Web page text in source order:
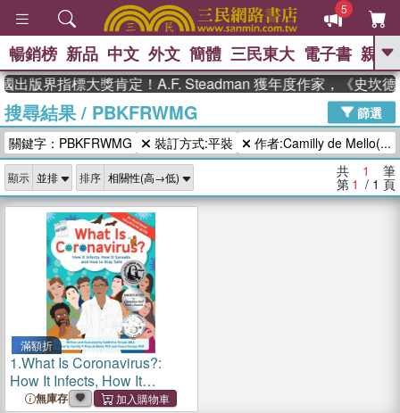
5
GO
熱搜： 高希均教授回憶錄
、 The Odyssey 、 父親節 、 如果歷
史是一群喵 、 暑期推薦 、 國際布克
獎 臺灣漫遊錄 、 方念華 、 台灣的李
登輝時代
數學女孩：黎曼猜想 、
偉大的迷走神經
暢銷榜 新品 中文 外文 簡體 三民東大 電子書 親子
出版界指標大獎肯定！A.F. Steadman 獲年度作家，《史坎
搜尋結果/ PBKFRWMG
篩選
關鍵字：PBKFRWMG
裝訂方式:平裝 作者:Camilly de Mello(...
顯示 排序 共 1 筆
第 1 / 1 頁
滿額折
1.What Is Coronavirus?:
How It Infects, How It
Spreads, and How to Stay
無庫存